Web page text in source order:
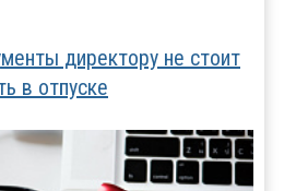
директору не стоит
в отпуске